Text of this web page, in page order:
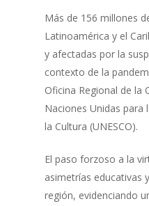
Más de 156 millones
Latinoamérica y el
y afectadas por la
contexto de la
Oficina Regional de la
Naciones Unidas para
la Cultura (UNESCO).
El paso forzoso a la
asimetrías educativas
región, evidenciando